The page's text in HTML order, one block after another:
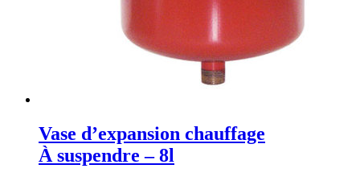
Vase d’expansion chauffage
À suspendre – 8l